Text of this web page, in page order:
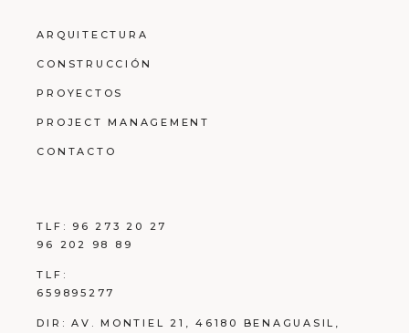
ARQUITECTURA
CONSTRUCCIÓN
PROYECTOS
PROJECT MANAGEMENT
CONTACTO
TLF: 96 273 20 27
96 202 98 89
TLF:
659895277
DIR:AV. MONTIEL 21, 46180 BENAGUASIL,